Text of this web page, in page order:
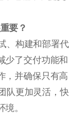
要？
、构建和部署代
少了交付功能和
，并确保只有高
队更加灵活，快
。